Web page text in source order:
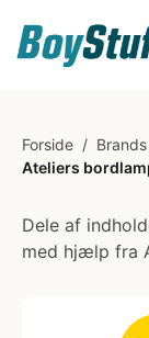
Forside / Brands
Ateliers
Dele af
med hjælp fra